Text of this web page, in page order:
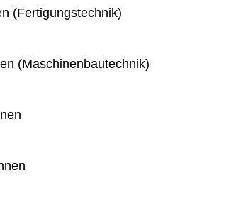
(Fertigungstechnik)
(Maschinenbautechnik)